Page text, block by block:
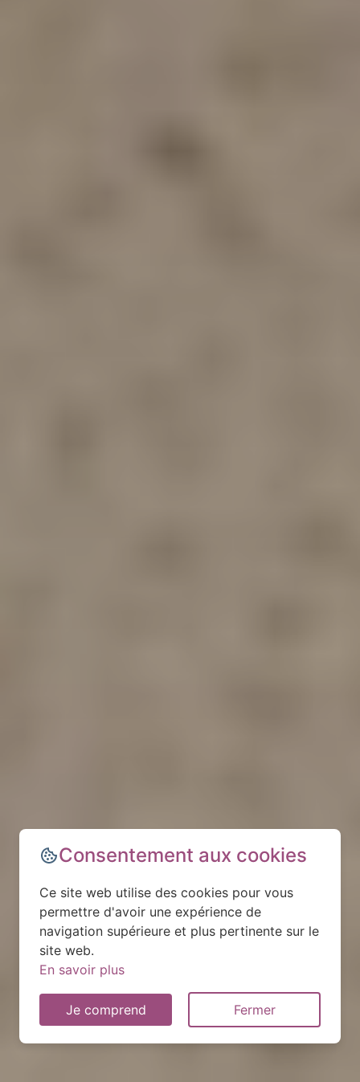
Consentement aux cookies
Ce site web utilise des cookies pour vous
permettre d'avoir une expérience de
navigation supérieure et plus pertinente sur le
site web.
En savoir plus
Je comprend Fermer